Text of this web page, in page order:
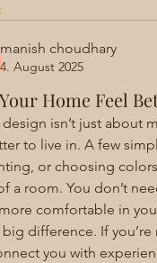
manish choudhary
4. August 2025
Home Feel
isn’t just about
to live in. A few
or choosing
a room. You don’t
comfortable in
big difference. If
you with